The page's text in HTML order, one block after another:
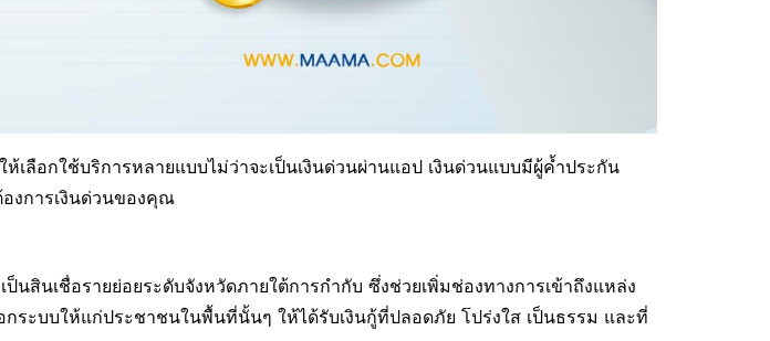
เลือกใช้บริการหลายแบบไม่ว่าจะเป็นเงินด่วนผ่านแอป เงินด่วนแบบมีผู้ค้ำประกัน
งการเงินด่วนของคุณ
สินเชื่อรายย่อยระดับจังหวัดภายใต้การกำกับ ซึ่งช่วยเพิ่มช่องทางการเข้าถึงแหล่ง
ะบบให้แก่ประชาชนในพื้นที่นั้นๆ ให้ได้รับเงินกู้ที่ปลอดภัย โปร่งใส เป็นธรรม และที่